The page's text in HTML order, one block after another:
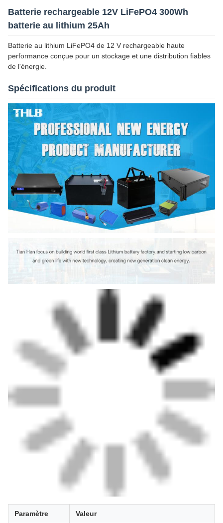
Batterie rechargeable 12V LiFePO4 300Wh
batterie au lithium 25Ah
Batterie au lithium LiFePO4 de 12 V rechargeable haute
performance conçue pour un stockage et une distribution fiables
de l'énergie.
Spécifications du produit
Paramètre Valeur